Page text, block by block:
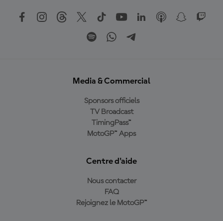
Media & Commercial
Sponsors officiels
TV Broadcast
TimingPass™
MotoGP™ Apps
Centre d'aide
Nous contacter
FAQ
Rejoignez le MotoGP™